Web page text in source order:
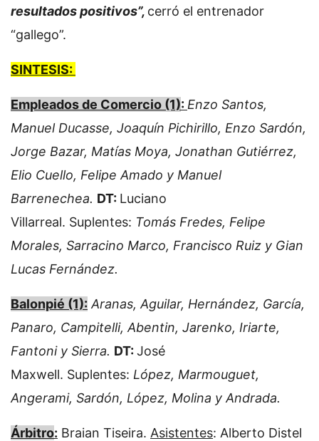
resultados positivos”, cerró el entrenador
“gallego”.
SINTESIS:
Empleados de Comercio (1): Enzo Santos,
Manuel Ducasse, Joaquín Pichirillo, Enzo Sardón,
Jorge Bazar, Matías Moya, Jonathan Gutiérrez,
Elio Cuello, Felipe Amado y Manuel
Barrenechea. DT: Luciano
Villarreal. Suplentes: Tomás Fredes, Felipe
Morales, Sarracino Marco, Francisco Ruiz y Gian
Lucas Fernández.
Balonpié (1): Aranas, Aguilar, Hernández, García,
Panaro, Campitelli, Abentin, Jarenko, Iriarte,
Fantoni y Sierra. DT: José
Maxwell. Suplentes: López, Marmouguet,
Angerami, Sardón, López, Molina y Andrada.
Árbitro: Braian Tiseira. Asistentes: Alberto Distel